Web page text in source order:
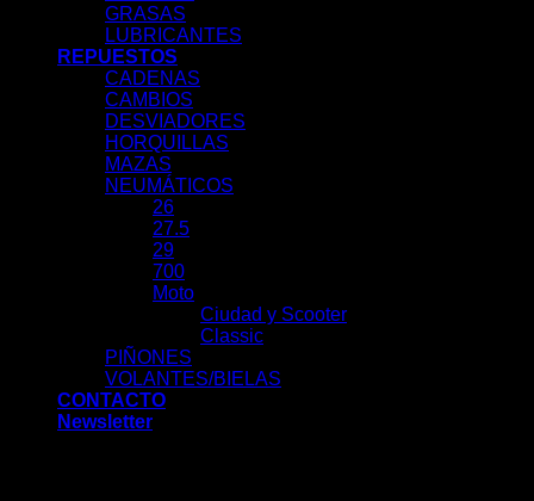
GRASAS
LUBRICANTES
REPUESTOS
CADENAS
CAMBIOS
DESVIADORES
HORQUILLAS
MAZAS
NEUMÁTICOS
26
27.5
29
700
Moto
Ciudad y Scooter
Classic
PIÑONES
VOLANTES/BIELAS
CONTACTO
Newsletter